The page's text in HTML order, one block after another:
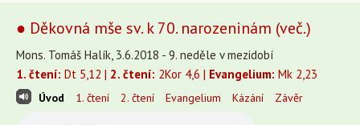
● Děkovná mše sv. k 70. narozeninám (več.)
Mons. Tomáš Halík, 3.6.2018 - 9. neděle v mezidobí
1. čtení: Dt 5,12 | 2. čtení: 2Kor 4,6 | Evangelium: Mk 2,23
Úvod 1. čtení 2. čtení Evangelium Kázání Závěr